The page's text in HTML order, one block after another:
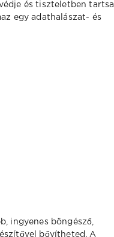
és tiszteletben tartsa
egy adathalászat- és
ingyenes böngésző,
bővítheted. A